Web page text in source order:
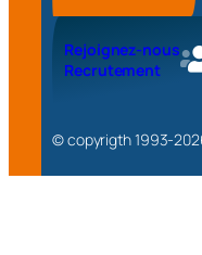
Rejoignez-nous
Recrutement
© copyrigth 1993-